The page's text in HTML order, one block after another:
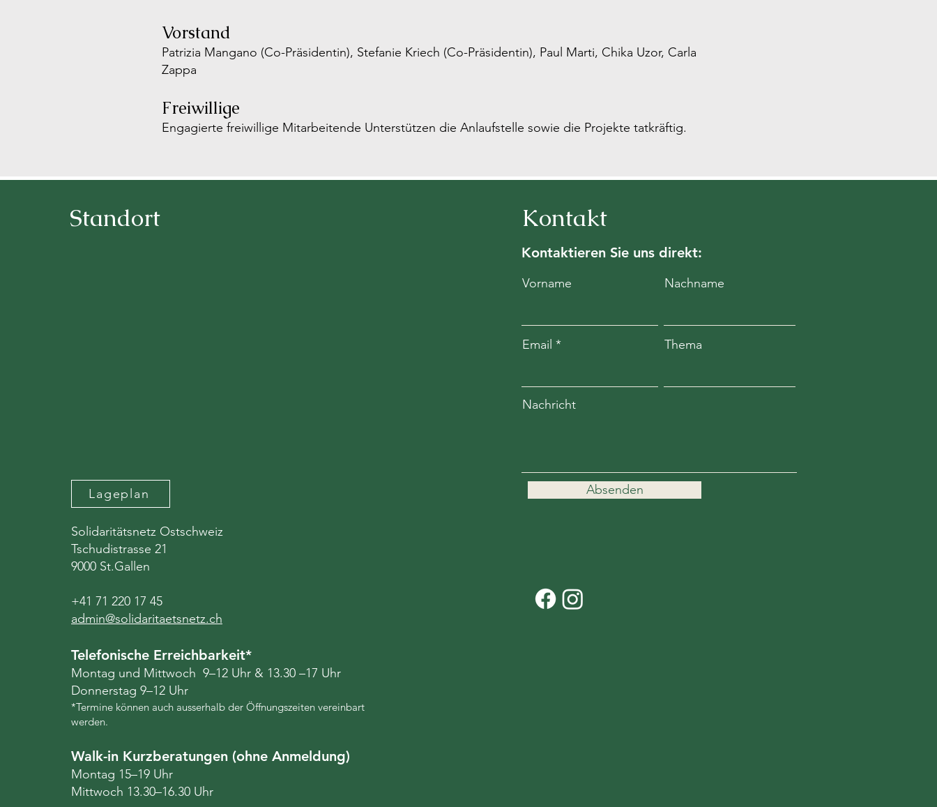
Vorstand
Patrizia Mangano (Co-Präsidentin), Stefanie Kriech (Co-Präsidentin), Paul Marti, Chika Uzor, Carla
Zappa
Freiwillige
Engagierte freiwillige Mitarbeitende Unterstützen die Anlaufstelle sowie die Projekte tatkräftig.
Standort
Lageplan
Solidaritätsnetz Ostschweiz
Tschudistrasse 21
9000 St.Gallen
+41 71 220 17 45
admin@solidaritaetsnetz.ch
Telefonische Erreichbarkeit*
Montag und Mittwoch 9–12 Uhr & 13.30 –17 Uhr
Donnerstag 9–12 Uhr
*Termine können auch ausserhalb der Öffnungszeiten vereinbart
werden.
Walk-in Kurzberatungen (ohne Anmeldung)
Montag 15–19 Uhr
Mittwoch 13.30–16.30 Uhr
Kontakt
Kontaktieren Sie uns direkt:
Vorname Nachname
Email Thema
Nachricht
Absenden